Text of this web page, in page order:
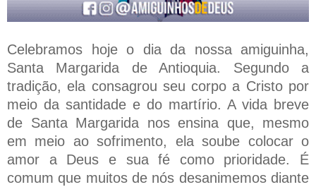
Celebramos hoje o dia da nossa amiguinha,
Santa Margarida de Antioquia. Segundo a
tradição, ela consagrou seu corpo a Cristo por
meio da santidade e do martírio. A vida breve
de Santa Margarida nos ensina que, mesmo
em meio ao sofrimento, ela soube colocar o
amor a Deus e sua fé como prioridade. É
comum que muitos de nós desanimemos diante